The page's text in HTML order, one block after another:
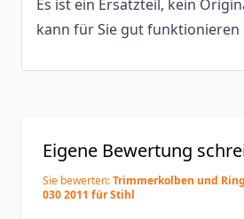
Es ist ein Ersatzteil, kein
kann für Sie gut funktionieren
Eigene Bewertung
Sie bewerten:Trimmerkolben und
030 2011 für Stihl